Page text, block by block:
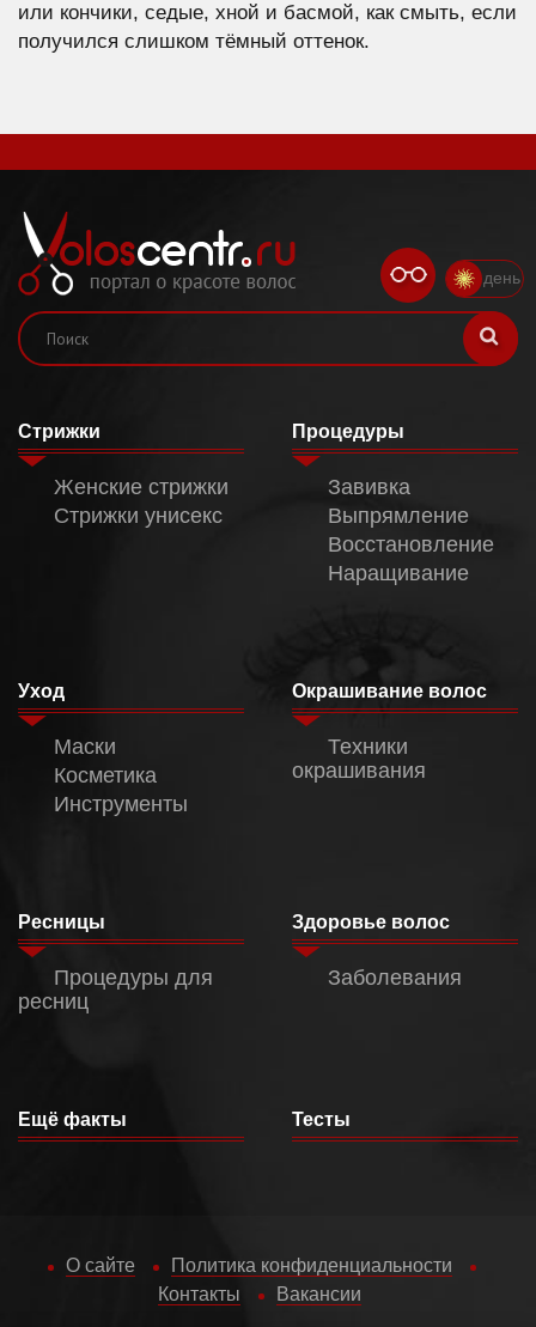
или кончики, седые, хной и басмой, как смыть, если
получился слишком тёмный оттенок.
день
Стрижки
Женские стрижки
Стрижки унисекс
Процедуры
Завивка
Выпрямление
Восстановление
Наращивание
Уход
Маски
Косметика
Инструменты
Окрашивание волос
Техники
окрашивания
Ресницы
Процедуры для
ресниц
Здоровье волос
Заболевания
Ещё факты Тесты
О сайте
Политика конфиденциальности
Контакты
Вакансии